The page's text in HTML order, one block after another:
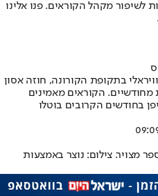
לשיפור מקהל הקוראים. פנו אלינו
בתקופת הקורונה, חוזה אסון
הקוראים מאמינים
בחודשים הקרובים בוטלו
מצויר. צילום: נוצר באמצעות